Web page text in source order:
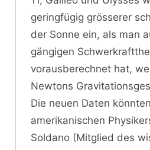
geringfügig grösserer
der Sonne ein, als man
gängigen
vorausberechnet hat,
Newtons
Die neuen Daten
amerikanischen
Soldano (Mitglied des